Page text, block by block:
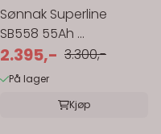
Sønnak Superline
SB558 55Ah ...
2.395,- 3.300,-
På lager
Kjøp